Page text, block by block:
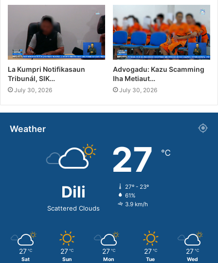
La Kumpri Notifikasaun
Tribunál, SIK…
July 30, 2026
Advogadu: Kazu Scamming
Iha Metiaut…
July 30, 2026
Weather
Dili
Scattered Clouds
27 ℃
27º - 23º
61%
3.9 km/h
27 ℃
Sat
27 ℃
Sun
27 ℃
Mon
27 ℃
Tue
27 ℃
Wed